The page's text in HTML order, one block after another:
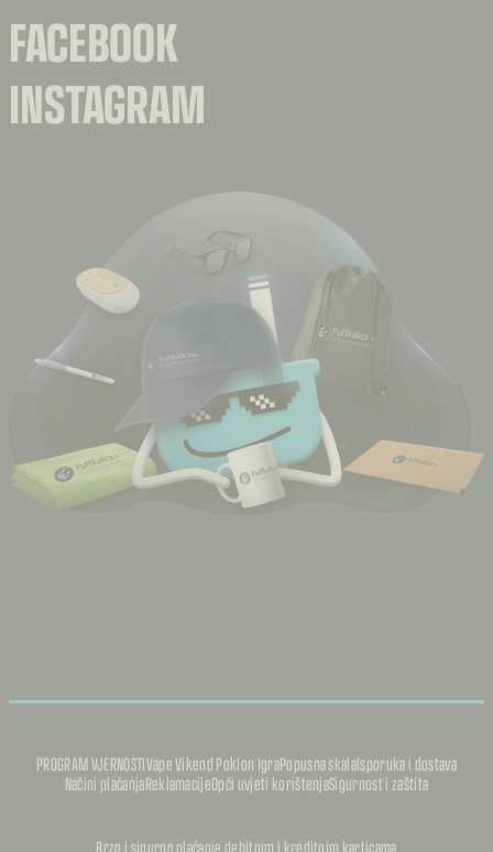
FACEBOOK
INSTAGRAM
PROGRAM VJERNOSTIVape Vikend Poklon IgraPopusna skalaIsporuka i dostava
Načini plaćanjaReklamacijeOpći uvjeti korištenjaSigurnost i zaštita
Brzo i sigurno plaćanje debitnim i kreditnim karticama